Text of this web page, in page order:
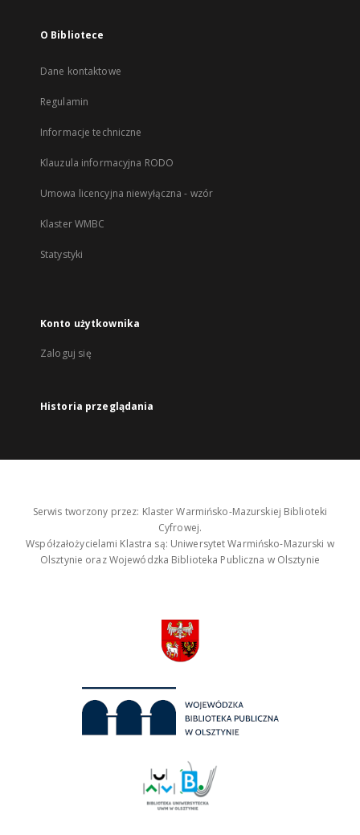
O Bibliotece
Dane kontaktowe
Regulamin
Informacje techniczne
Klauzula informacyjna RODO
Umowa licencyjna niewyłączna - wzór
Klaster WMBC
Statystyki
Konto użytkownika
Zaloguj się
Historia przeglądania
Serwis tworzony przez: Klaster Warmińsko-Mazurskiej Biblioteki
Cyfrowej.
Współzałożycielami Klastra są: Uniwersytet Warmińsko-Mazurski w
Olsztynie oraz Wojewódzka Biblioteka Publiczna w Olsztynie